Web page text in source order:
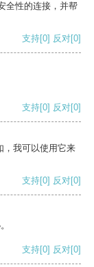
全性的连接，并帮
支持[0] 反对[0]
支持[0] 反对[0]
，我可以使用它来
支持[0] 反对[0]
支持[0] 反对[0]